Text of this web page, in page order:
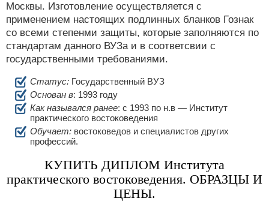
Москвы. Изготовление осуществляется с
применением настоящих подлинных бланков Гознак
со всеми степенми защиты, которые заполняются по
стандартам данного ВУЗа и в соответсвии с
государственными требованиями.
Статус: Государственный ВУЗ
Основан в: 1993 году
Как назывался ранее: c 1993 по н.в — Институт
практического востоковедения
Обучает: востоковедов и специалистов других
профессий.
КУПИТЬ ДИПЛОМ Института
практического востоковедения. ОБРАЗЦЫ И
ЦЕНЫ.